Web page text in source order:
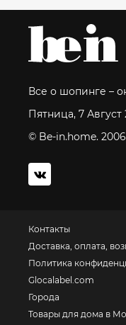
Все о шопинге –
Пятница, 7 Август
© Be-in.home.
Контакты
Доставка, оплата,
Политика
Glocalabel.com
Города
Товары для дома в